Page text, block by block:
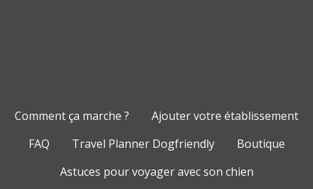
Comment ça marche ?
Ajouter votre établissement
FAQ
Travel Planner Dogfriendly
Boutique
Astuces pour voyager avec son chien